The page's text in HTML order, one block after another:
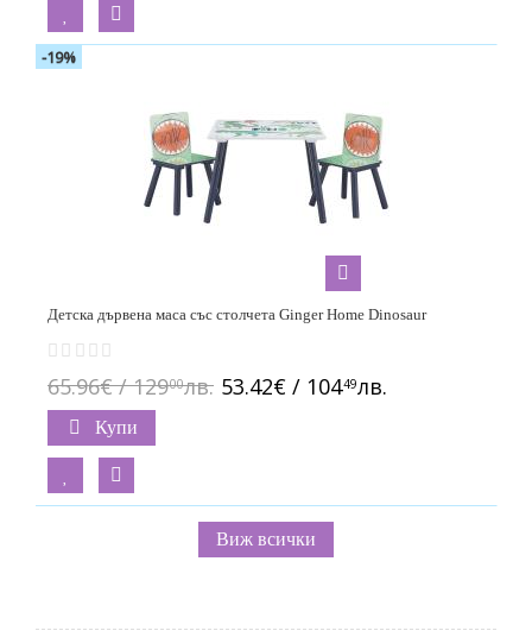
Детска дървена маса със столчета Ginger Home Dinosaur
65.96€ / 12900лв. 53.42€ / 10449лв.
Купи
-19%
Виж всички